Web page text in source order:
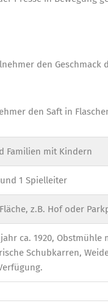
den
den Saft in
Familien mit Kindern
1 Spielleiter
z.B. Hof oder
ca. 1920,
Schubkarren,